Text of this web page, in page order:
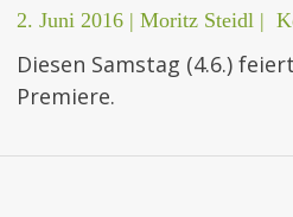
2. Juni 2016 | Moritz Steidl |
Diesen Samstag (4.6.)
Premiere.